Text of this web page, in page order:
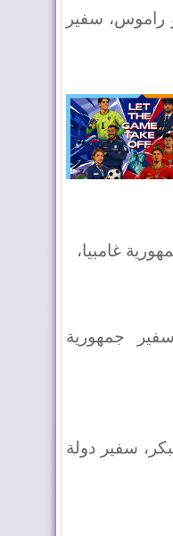
راموس، سفير
غامبيا،
جمهورية
سفير دولة